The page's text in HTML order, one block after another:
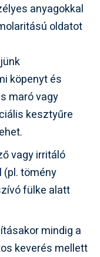
anyagokkal
oldatot
köpenyt és
maró vagy
kesztyűre
vagy irritáló
(pl. tömény
fülke alatt
mindig a
keverés mellett